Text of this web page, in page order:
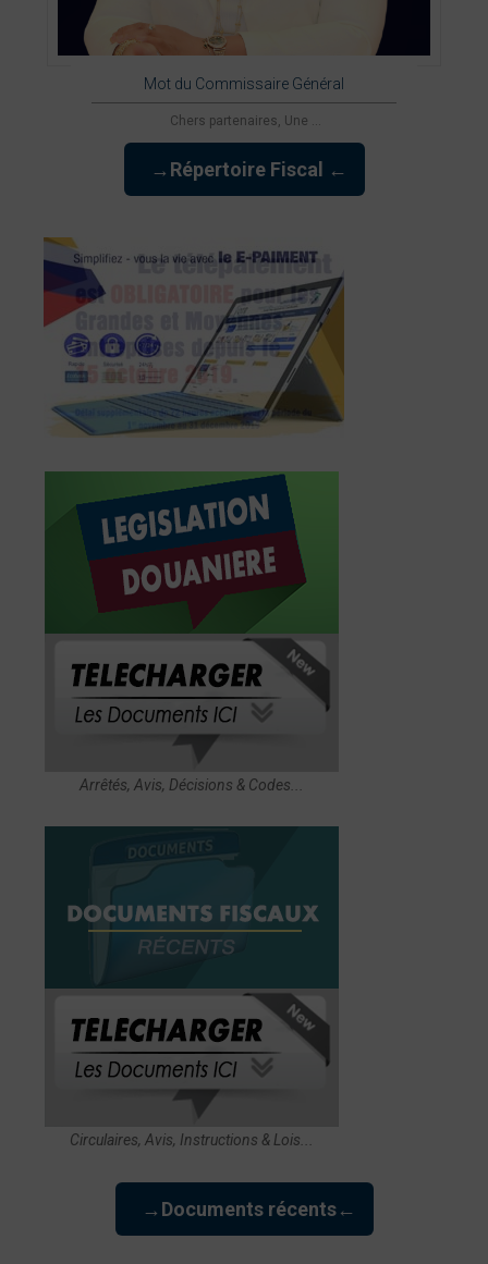
Mot du Commissaire Général
Chers partenaires, Une ...
→Répertoire Fiscal ←
Arrêtés, Avis, Décisions & Codes...
Circulaires, Avis, Instructions & Lois...
→Documents récents←